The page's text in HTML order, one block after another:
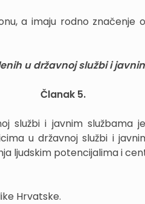
a imaju rodno značenje
u državnoj službi i
Članak 5.
službi i javnim službama
u državnoj službi i
ljudskim potencijalima i
Hrvatske.